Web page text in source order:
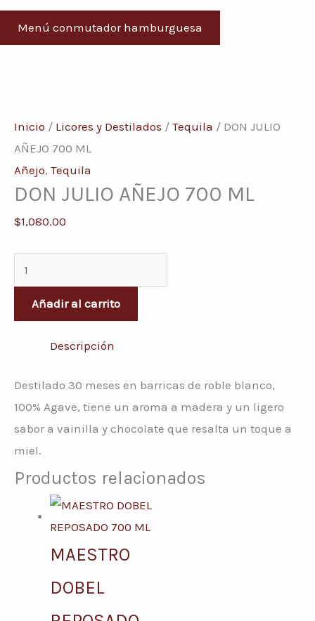
Menú conmutador hamburguesa
Inicio / Licores y Destilados / Tequila / DON JULIO
AÑEJO 700 ML
Añejo, Tequila
DON JULIO AÑEJO 700 ML
$1,080.00
JULIO
AÑEJO
700
ML
Añadir al carrito
Descripción
Destilado 30 meses en barricas de roble blanco,
100% Agave, tiene un aroma a madera y un ligero
sabor a vainilla y chocolate que resalta un toque a
miel.
Productos relacionados
MAESTRO
DOBEL